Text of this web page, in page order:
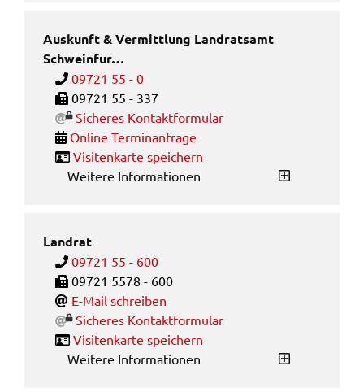
Auskunft & Vermittlung Landratsamt
Schweinfur…
09721 55 - 0
Faxnum­mer von Auskunft & Vermitt­lung
09721 55 - 337
Siche­res Kontakt­for­mu­lar
Online Termi­n­an­fra­ge
Visi­ten­kar­te spei­chern
Weitere Informationen
Landrat
09721 55 - 600
Faxnum­mer von Land­rat
09721 5578 - 600
E-Mail schrei­ben
Siche­res Kontakt­for­mu­lar
Visi­ten­kar­te spei­chern
Weitere Informationen